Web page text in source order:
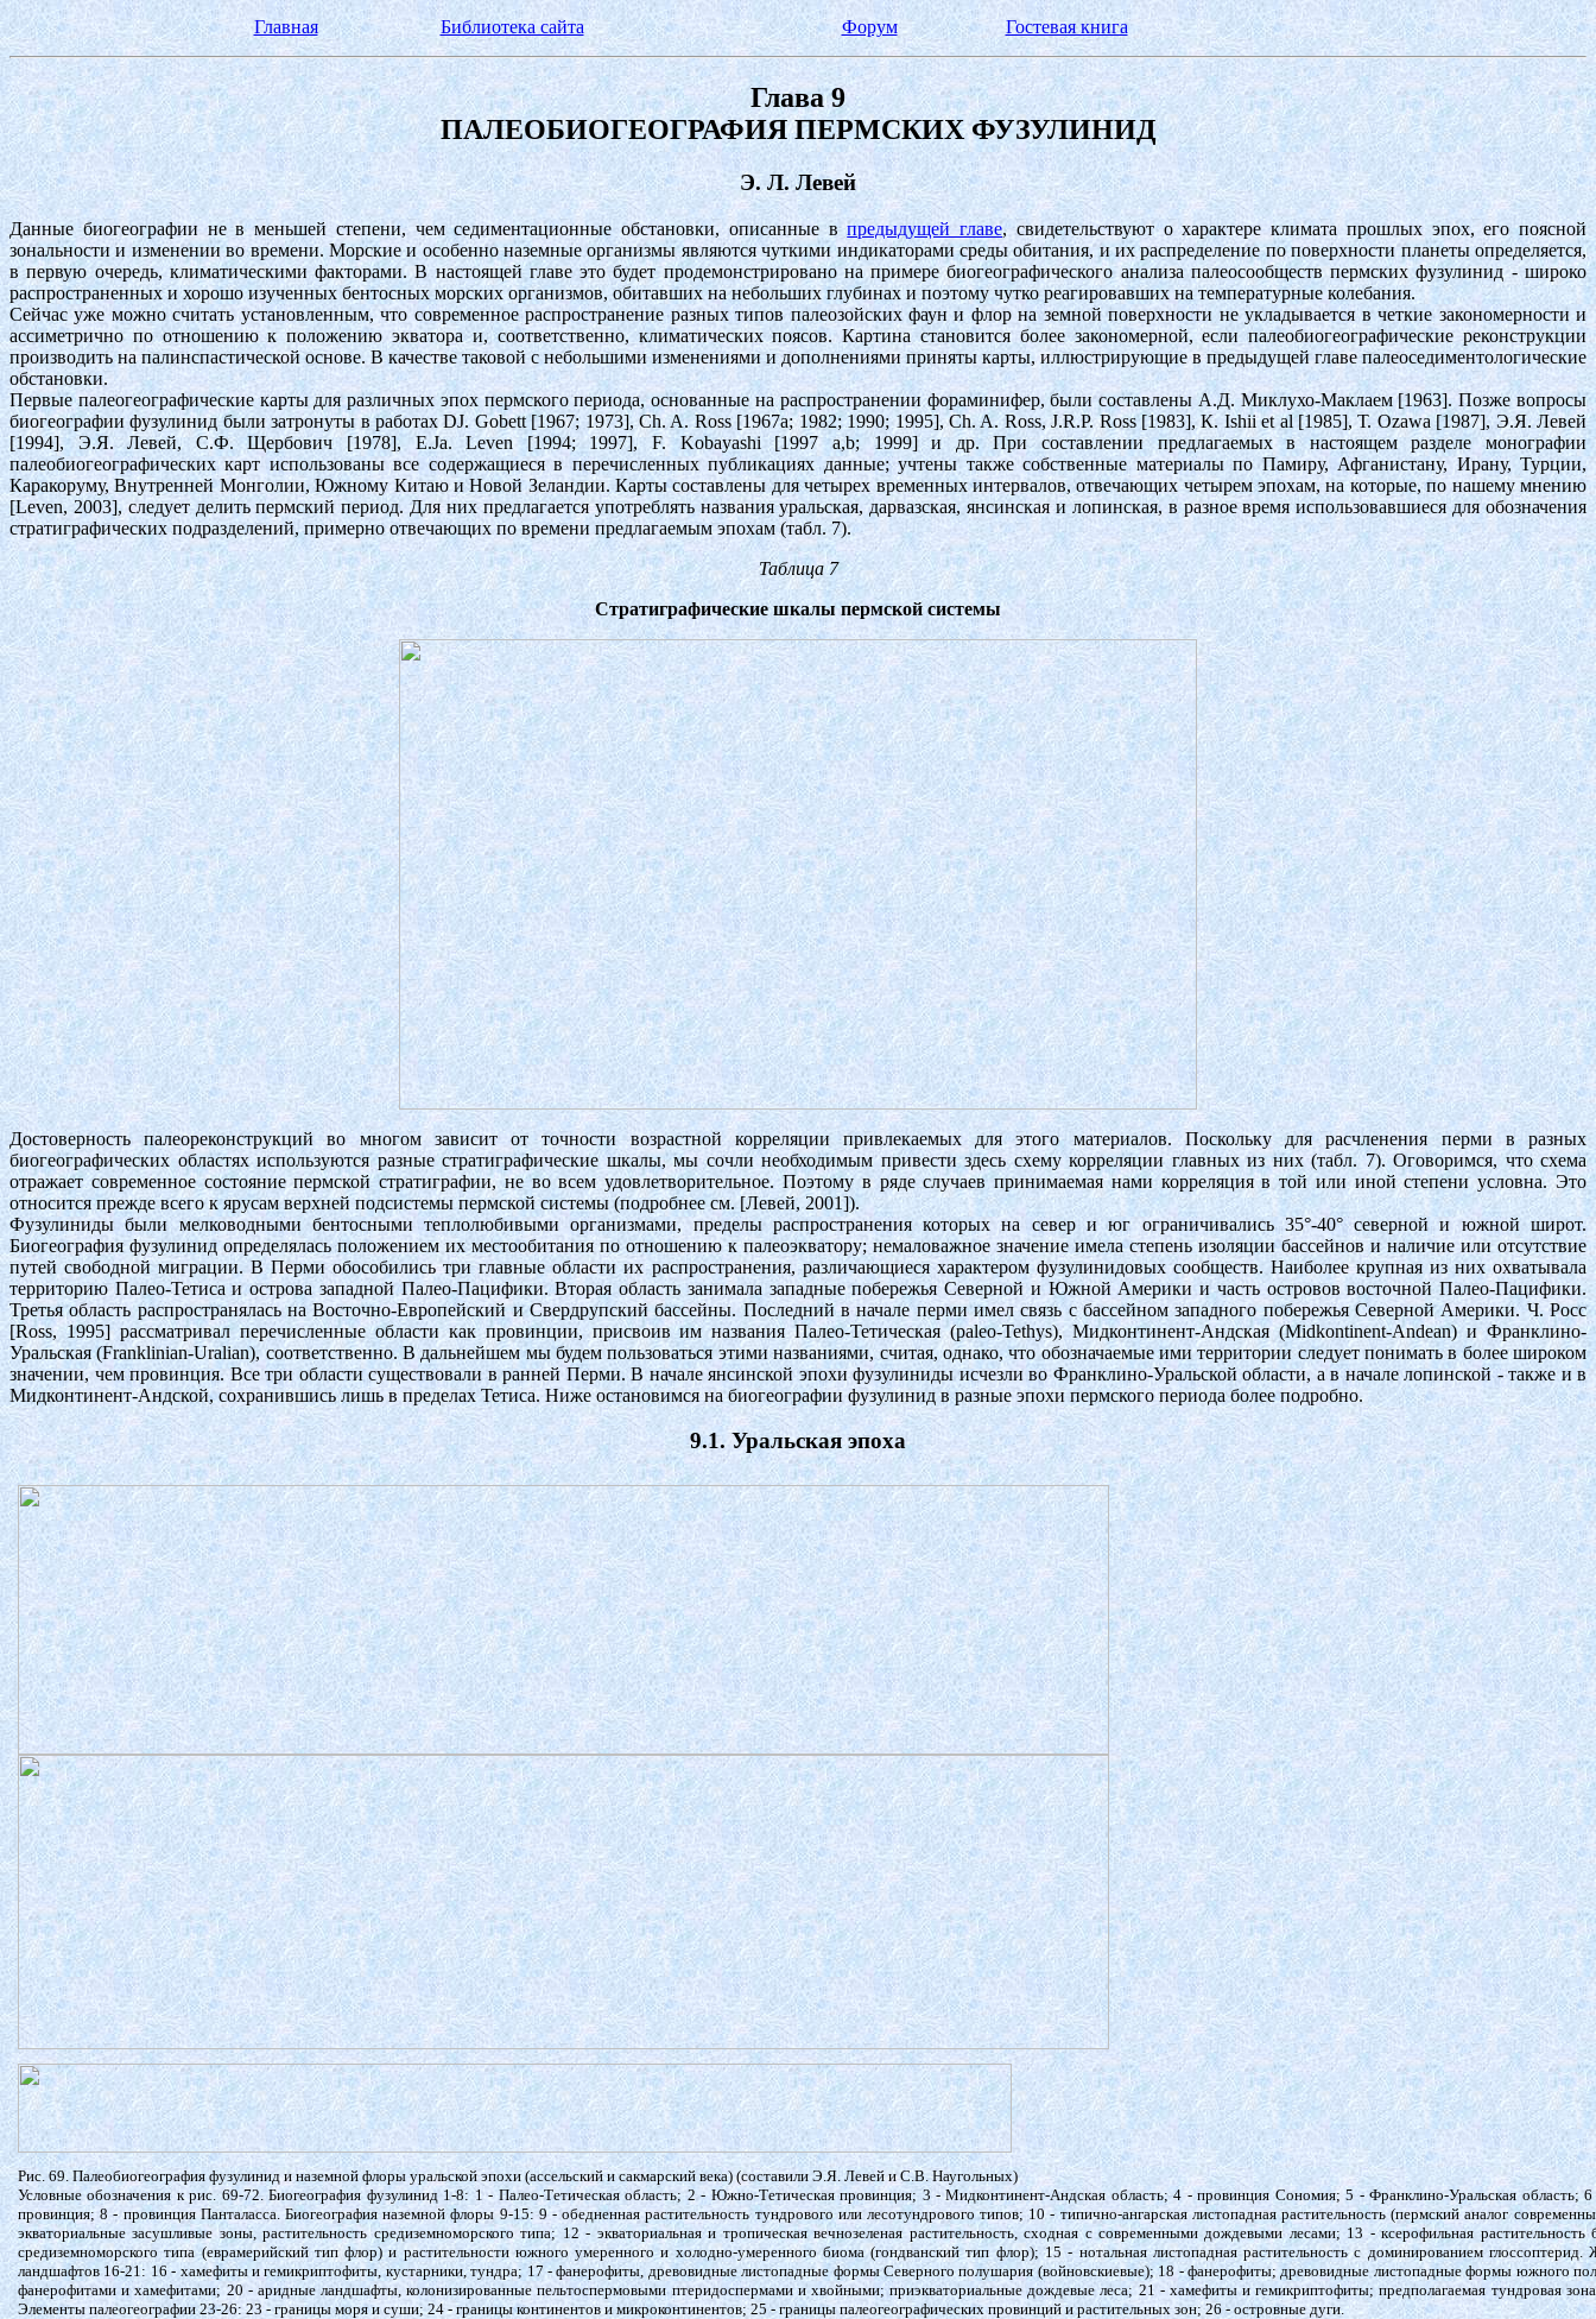
Главная Библиотека сайта Форум Гостевая книга
Глава 9
ПАЛЕОБИОГЕОГРАФИЯ ПЕРМСКИХ ФУЗУЛИНИД
Э. Л. Левей
Данные биогеографии не в меньшей степени, чем седиментационные обстановки, описанные впредыдущей главе, свидетельствуют о характере климата прошлых эпох, его поясной
зональности и изменении во времени. Морские и особенно наземные организмы являются чуткими индикаторами среды обитания, и их распределение по поверхности планеты определяется,
в первую очередь, климатическими факторами. В настоящей главе это будет продемонстрировано на примере биогеографического анализа палеосообществ пермских фузулинид - широко
распространенных и хорошо изученных бентосных морских организмов, обитавших на небольших глубинах и поэтому чутко реагировавших на температурные колебания.
Сейчас уже можно считать установленным, что современное распространение разных типов палеозойских фаун и флор на земной поверхности не укладывается в четкие закономерности и
ассиметрично по отношению к положению экватора и, соответственно, климатических поясов. Картина становится более закономерной, если палеобиогеографические реконструкции
производить на палинспастической основе. В качестве таковой с небольшими изменениями и дополнениями приняты карты, иллюстрирующие в предыдущей главе палеоседиментологические
обстановки.
Первые палеогеографические карты для различных эпох пермского периода, основанные на распространении фораминифер, были составлены А.Д. Миклухо-Маклаем [1963]. Позже вопросы
биогеографии фузулинид были затронуты в работах DJ. Gobett [1967; 1973], Ch. A. Ross [1967a; 1982; 1990; 1995], Ch. A. Ross, J.R.P. Ross [1983], К. Ishii et al [1985], Т. Ozawa [1987], Э.Я. Левей
[1994], Э.Я. Левей, С.Ф. Щербович [1978], E.Ja. Leven [1994; 1997], F. Kobayashi [1997 a,b; 1999] и др. При составлении предлагаемых в настоящем разделе монографии
палеобиогеографических карт использованы все содержащиеся в перечисленных публикациях данные; учтены также собственные материалы по Памиру, Афганистану, Ирану, Турции,
Каракоруму, Внутренней Монголии, Южному Китаю и Новой Зеландии. Карты составлены для четырех временных интервалов, отвечающих четырем эпохам, на которые, по нашему мнению
[Leven, 2003], следует делить пермский период. Для них предлагается употреблять названия уральская, дарвазская, янсинская и лопинская, в разное время использовавшиеся для обозначения
стратиграфических подразделений, примерно отвечающих по времени предлагаемым эпохам (табл. 7).
Таблица 7
Стратиграфические шкалы пермской системы
Достоверность палеореконструкций во многом зависит от точности возрастной корреляции привлекаемых для этого материалов. Поскольку для расчленения перми в разных
биогеографических областях используются разные стратиграфические шкалы, мы сочли необходимым привести здесь схему корреляции главных из них (табл. 7). Оговоримся, что схема
отражает современное состояние пермской стратиграфии, не во всем удовлетворительное. Поэтому в ряде случаев принимаемая нами корреляция в той или иной степени условна. Это
относится прежде всего к ярусам верхней подсистемы пермской системы (подробнее см. [Левей, 2001]).
Фузулиниды были мелководными бентосными теплолюбивыми организмами, пределы распространения которых на север и юг ограничивались 35°-40° северной и южной широт.
Биогеография фузулинид определялась положением их местообитания по отношению к палеоэкватору; немаловажное значение имела степень изоляции бассейнов и наличие или отсутствие
путей свободной миграции. В Перми обособились три главные области их распространения, различающиеся характером фузулинидовых сообществ. Наиболее крупная из них охватывала
территорию Палео-Тетиса и острова западной Палео-Пацифики. Вторая область занимала западные побережья Северной и Южной Америки и часть островов восточной Палео-Пацифики.
Третья область распространялась на Восточно-Европейский и Свердрупский бассейны. Последний в начале перми имел связь с бассейном западного побережья Северной Америки. Ч. Росс
[Ross, 1995] рассматривал перечисленные области как провинции, присвоив им названия Палео-Тетическая (paleo-Tethys), Мидконтинент-Андская (Midkontinent-Andean) и Франклино-
Уральская (Franklinian-Uralian), соответственно. В дальнейшем мы будем пользоваться этими названиями, считая, однако, что обозначаемые ими территории следует понимать в более широком
значении, чем провинция. Все три области существовали в ранней Перми. В начале янсинской эпохи фузулиниды исчезли во Франклино-Уральской области, а в начале лопинской - также и в
Мидконтинент-Андской, сохранившись лишь в пределах Тетиса. Ниже остановимся на биогеографии фузулинид в разные эпохи пермского периода более подробно.
9.1. Уральская эпоха
Рис. 69. Палеобиогеография фузулинид и наземной флоры уральской эпохи (ассельский и сакмарский века) (составили Э.Я. Левей и С.B. Наугольных)
Условные обозначения к рис. 69-72. Биогеография фузулинид 1-8: 1 - Палео-Тетическая область; 2 - Южно-Тетическая провинция; 3 - Мидконтинент-Андская область; 4 - провинция Сономия; 5 - Франклино-Уральская область;
провинция; 8 - провинция Панталасса. Биогеография наземной флоры 9-15: 9 - обедненная растительность тундрового или лесотундрового типов; 10 - типично-ангарская листопадная растительность (пермский аналог
экваториальные засушливые зоны, растительность средиземноморского типа; 12 - экваториальная и тропическая вечнозеленая растительность, сходная с современными дождевыми лесами; 13 - ксерофильная
средиземноморского типа (еврамерийский тип флор) и растительности южного умеренного и холодно-умеренного биома (гондванский тип флор); 15 - нотальная листопадная растительность с доминированием
ландшафтов 16-21: 16 - хамефиты и гемикриптофиты, кустарники, тундра; 17 - фанерофиты, древовидные листопадные формы Северного полушария (войновскиевые); 18 - фанерофиты; древовидные листопадные формы южного
фанерофитами и хамефитами; 20 - аридные ландшафты, колонизированные пельтоспермовыми птеридоспермами и хвойными; приэкваториальные дождевые леса; 21 - хамефиты и гемикриптофиты; предполагаемая тундровая
Элементы палеогеографии 23-26: 23 - границы моря и суши; 24 - границы континентов и микроконтинентов; 25 - границы палеогеографических провинций и растительных зон; 26 - островные дуги.